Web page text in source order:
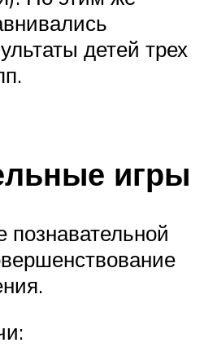
детей трех
игры
познавательной